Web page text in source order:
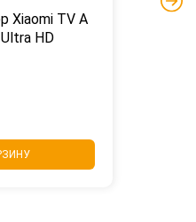
Xiaomi TV A
HD